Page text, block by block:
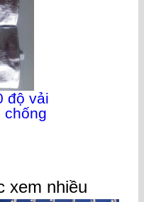
độ vải
chống
xem nhiều